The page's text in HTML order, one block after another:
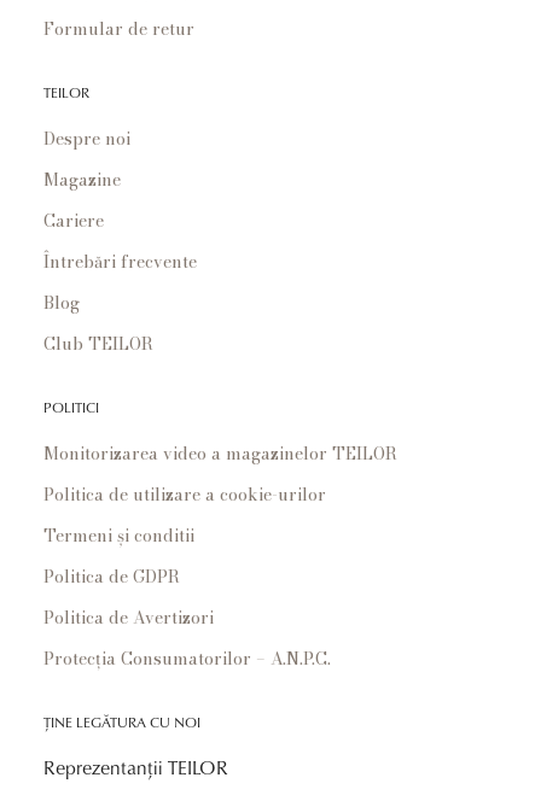
Formular de retur
TEILOR
Despre noi
Magazine
Cariere
Întrebări frecvente
Blog
Club TEILOR
POLITICI
Monitorizarea video a magazinelor TEILOR
Politica de utilizare a cookie-urilor
Termeni și conditii
Politica de GDPR
Politica de Avertizori
Protecția Consumatorilor – A.N.P.C.
ȚINE LEGĂTURA CU NOI
Reprezentanții TEILOR